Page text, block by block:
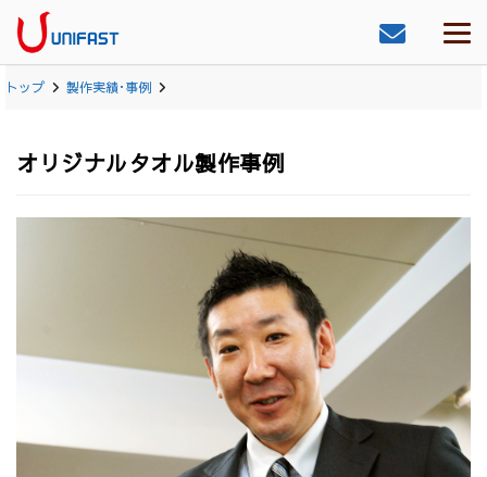
トップ 製作実績･事例
オリジナルタオル製作事例